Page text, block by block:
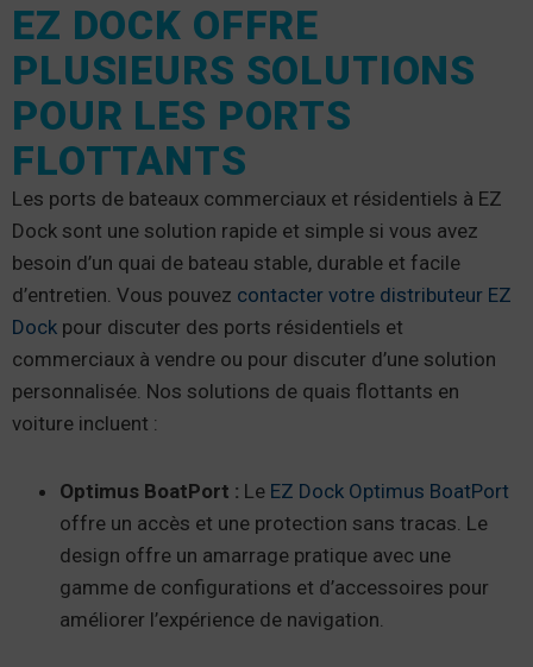
EZ DOCK OFFRE
PLUSIEURS SOLUTIONS
POUR LES PORTS
FLOTTANTS
Les ports de bateaux commerciaux et résidentiels à EZ
Dock sont une solution rapide et simple si vous avez
besoin d’un quai de bateau stable, durable et facile
d’entretien. Vous pouvez contacter votre distributeur EZ
Dock pour discuter des ports résidentiels et
commerciaux à vendre ou pour discuter d’une solution
personnalisée. Nos solutions de quais flottants en
voiture incluent :
Optimus BoatPort : Le EZ Dock Optimus BoatPort
offre un accès et une protection sans tracas. Le
design offre un amarrage pratique avec une
gamme de configurations et d’accessoires pour
améliorer l’expérience de navigation.